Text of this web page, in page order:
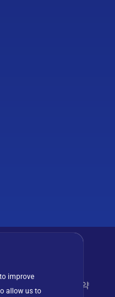
라이선스 계약
improve
allow us to